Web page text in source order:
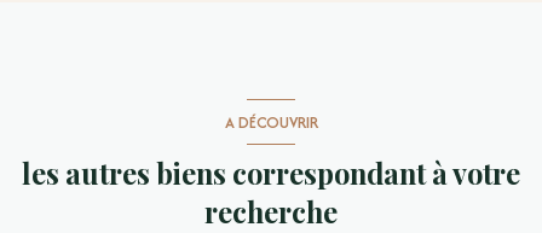
A DÉCOUVRIR
les autres biens correspondant à votre
recherche